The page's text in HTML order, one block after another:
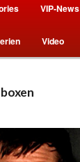
VIP-News
Video